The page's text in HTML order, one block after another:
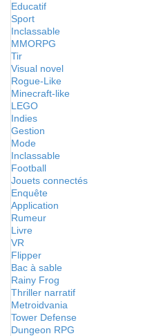
Educatif
Sport
Inclassable
MMORPG
Tir
Visual novel
Rogue-Like
Minecraft-like
LEGO
Indies
Gestion
Mode
Inclassable
Football
Jouets connectés
Enquête
Application
Rumeur
Livre
VR
Flipper
Bac à sable
Rainy Frog
Thriller narratif
Metroidvania
Tower Defense
Dungeon RPG